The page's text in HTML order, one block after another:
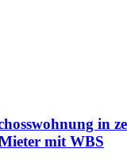
in
mit WBS